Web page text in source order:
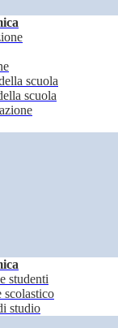
scuola
scuola
studenti
scolastico
studio